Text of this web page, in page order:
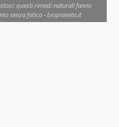
questi rimedi naturali fanno
senza fatica - biopianeta.it